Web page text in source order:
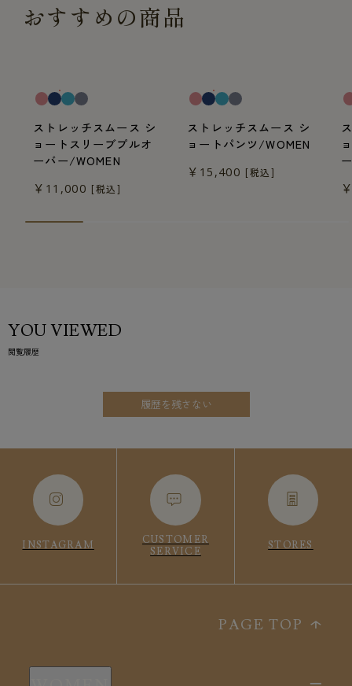
おすすめの商品
ストレッチスムース シ
ョートスリーブプルオ
ーバー/WOMEN
￥11,000 [税込]
ストレッチスムース シ
ョートパンツ/WOMEN
￥15,400 [税込]
YOU VIEWED
閲覧履歴
履歴を残さない
INSTAGRAM
CUSTOMER
SERVICE
STORES
PAGE TOP